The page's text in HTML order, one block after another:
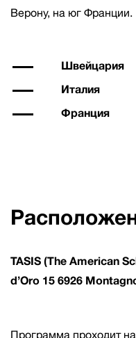
Верону, на юг Франции.
Швейцария
Италия
Франция
TASIS (The American
d’Oro 15 6926
Программа проходит